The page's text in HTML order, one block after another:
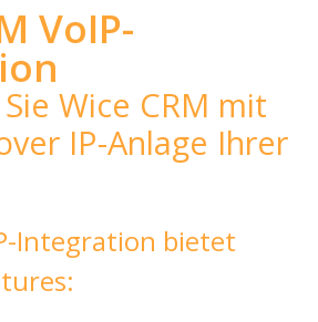
VoIP-
Wice CRM mit
IP-Anlage Ihrer
Integration bietet